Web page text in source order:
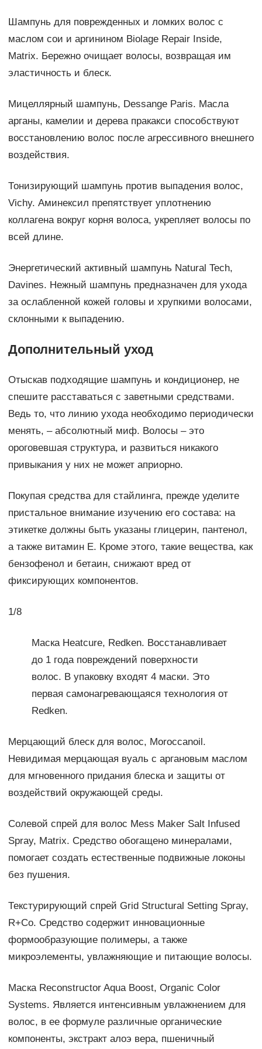
Шампунь для поврежденных и ломких волос с
маслом сои и аргинином Biolage Repair Inside,
Matrix. Бережно очищает волосы, возвращая им
эластичность и блеск.
Мицеллярный шампунь, Dessange Paris. Масла
арганы, камелии и дерева пракакси способствуют
восстановлению волос после агрессивного внешнего
воздействия.
Тонизирующий шампунь против выпадения волос,
Vichy. Аминексил препятствует уплотнению
коллагена вокруг корня волоса, укрепляет волосы по
всей длине.
Энергетический активный шампунь Natural Tech,
Davines. Нежный шампунь предназначен для ухода
за ослабленной кожей головы и хрупкими волосами,
склонными к выпадению.
Дополнительный уход
Отыскав подходящие шампунь и кондиционер, не
спешите расставаться с заветными средствами.
Ведь то, что линию ухода необходимо периодически
менять, – абсолютный миф. Волосы – это
ороговевшая структура, и развиться никакого
привыкания у них не может априорно.
Покупая средства для стайлинга, прежде уделите
пристальное внимание изучению его состава: на
этикетке должны быть указаны глицерин, пантенол,
а также витамин Е. Кроме этого, такие вещества, как
бензофенол и бетаин, снижают вред от
фиксирующих компонентов.
1/8
Маска Heatcure, Redken. Восстанавливает
до 1 года повреждений поверхности
волос. В упаковку входят 4 маски. Это
первая самонагревающаяся технология от
Redken.
Мерцающий блеск для волос, Moroccanoil.
Невидимая мерцающая вуаль с аргановым маслом
для мгновенного придания блеска и защиты от
воздействий окружающей среды.
Солевой спрей для волос Mess Maker Salt Infused
Spray, Matrix. Средство обогащено минералами,
помогает создать естественные подвижные локоны
без пушения.
Текстурирующий спрей Grid Structural Setting Spray,
R+Co. Средство содержит инновационные
формообразующие полимеры, а также
микроэлементы, увлажняющие и питающие волосы.
Маска Reconstructor Aqua Boost, Organic Color
Systems. Является интенсивным увлажнением для
волос, в ее формуле различные органические
компоненты, экстракт алоэ вера, пшеничный